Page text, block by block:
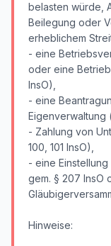
belasten würde,
Beilegung oder
erheblichem
- eine
oder eine
InsO),
- eine
Eigenverwaltung
- Zahlung von
100, 101 InsO),
- eine
gem. § 207 InsO
Hinweise: